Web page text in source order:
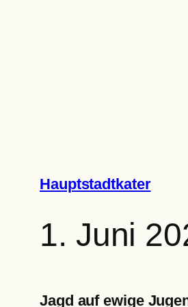
Hauptstadtkater
1. Juni
Jagd auf ewige